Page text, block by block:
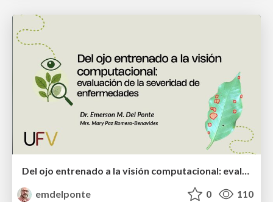
Del ojo entrenado a la visión computacional: evaluación de la severidad de enfermedades
emdelponte
0 110